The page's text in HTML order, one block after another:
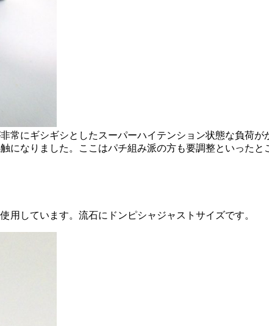
常にギシギシとしたスーパーハイテンション状態な負荷
になりました。ここはパチ組み派の方も要調整といったと
用しています。流石にドンピシャジャストサイズです。